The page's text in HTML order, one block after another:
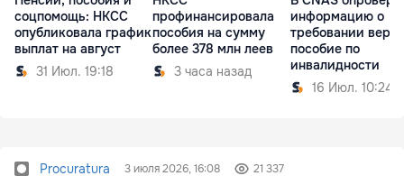
соцпомощь: НКСС
опубликовала график
выплат на август
31 Июл. 19:18
профинансировала
пособия на сумму
более 378 млн леев
3 часа назад
информацию о
требовании
пособие по
инвалидности
16 Июл. 10:24
Procuratura 3 июля 2026, 16:08 21 337